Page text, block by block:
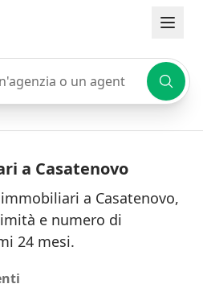
o un agente
a Casatenovo
a Casatenovo,
e numero di
24 mesi.